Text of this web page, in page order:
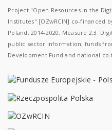
Project "Open Resources in the
Institutes" [OZwRCIN] co-financed
Poland, 2014-2020, Measure 2.3:
public sector information; funds
Development Fund and national